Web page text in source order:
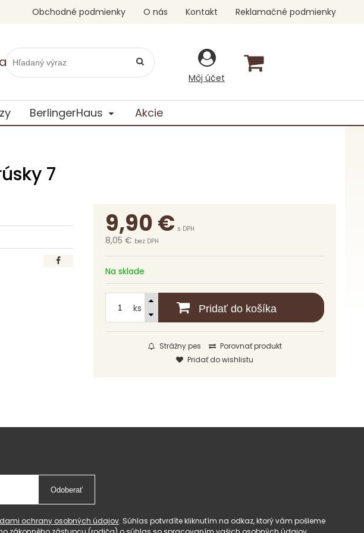
Môj účet
Obchodné podmienky O nás Kontakt Reklamačné podmienky
BerlingerHaus Akcie
7
9,90€ s DPH
8,05 € bez DPH
Na sklade
ks Pridať do košíka
Strážny pes
Porovnať produkt
Pridať do wishlistu
Odoberať
ochrany osobných údajov. Súhlas potvrdíte kliknutím na odkaz, ktorý vám pošleme